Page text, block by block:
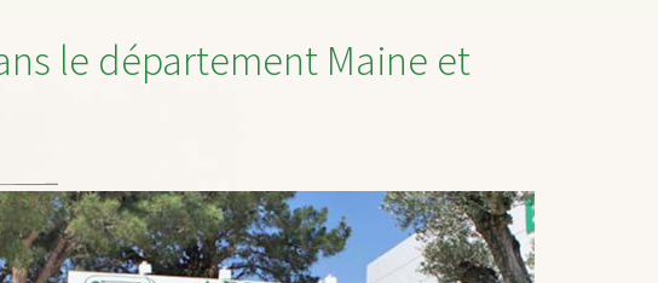
le département Maine et